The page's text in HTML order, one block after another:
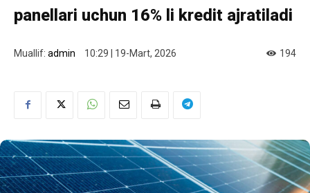
panellari uchun 16% li kredit ajratiladi
Muallif: admin 10:29 | 19-Mart, 2026 194